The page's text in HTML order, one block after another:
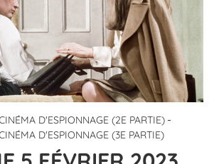
D'ESPIONNAGE (2E PARTIE) -
D'ESPIONNAGE (3E PARTIE)